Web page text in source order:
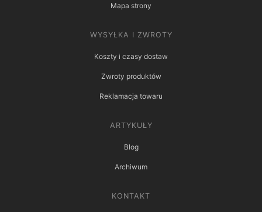
Mapa strony
WYSYŁKA I ZWROTY
Koszty i czasy dostaw
Zwroty produktów
Reklamacja towaru
ARTYKUŁY
Blog
Archiwum
KONTAKT